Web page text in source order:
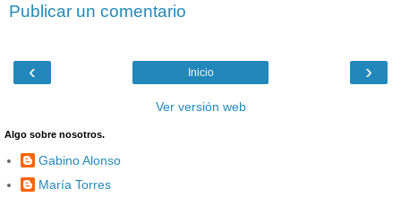
Publicar un comentario
‹ ›
Inicio
Ver versión web
Algo sobre nosotros.
Gabino Alonso
María Torres